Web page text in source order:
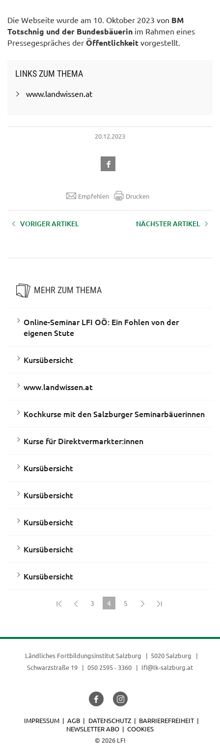
Die Webseite wurde am 10. Oktober 2023 von BM
Totschnig und der Bundesbäuerin im Rahmen eines
Pressegespräches der Öffentlichkeit vorgestellt.
LINKS ZUM THEMA
www.landwissen.at
20.12.2023
Empfehlen Drucken
VORIGER ARTIKEL NÄCHSTER ARTIKEL
MEHR ZUM THEMA
Online-Seminar LFI OÖ: Ein Fohlen von der
eigenen Stute
Kursübersicht
www.landwissen.at
Kochkurse mit den Salzburger Seminarbäuerinnen
Kurse für Direktvermarkter:innen
Kursübersicht
Kursübersicht
Kursübersicht
Kursübersicht
Kursübersicht
3
4
5
Ländliches Fortbildungsinstitut Salzburg
5020 Salzburg
Schwarzstraße 19
050 2595 - 3360 lfi@lk-salzburg.at
© 2026 LFI
IMPRESSUM AGB DATENSCHUTZ
BARRIEREFREIHEIT
NEWSLETTER ABO
COOKIES